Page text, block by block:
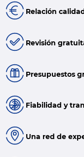
Relación
Revisión
Presupuestos
Fiabilidad y
Una red de